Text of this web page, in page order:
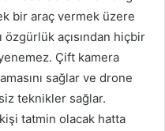
bir araç vermek üzere
özgürlük açısından hiçbir
Çift kamera
sağlar ve drone
teknikler sağlar.
tatmin olacak hatta